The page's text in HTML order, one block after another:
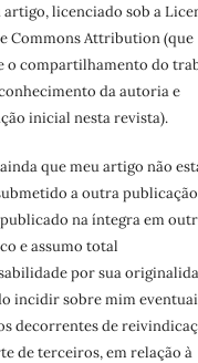
artigo, licenciado sob a
Commons Attribution (que
o compartilhamento do
da autoria e
inicial nesta revista).
que meu artigo não
a outra
na íntegra em
e assumo total
por sua
incidir sobre mim
decorrentes de
de terceiros, em relação à